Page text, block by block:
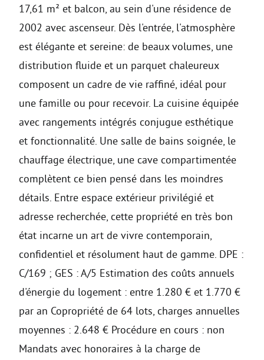
17,61 m² et balcon, au sein d'une résidence de
2002 avec ascenseur. Dès l'entrée, l'atmosphère
est élégante et sereine: de beaux volumes, une
distribution fluide et un parquet chaleureux
composent un cadre de vie raffiné, idéal pour
une famille ou pour recevoir. La cuisine équipée
avec rangements intégrés conjugue esthétique
et fonctionnalité. Une salle de bains soignée, le
chauffage électrique, une cave compartimentée
complètent ce bien pensé dans les moindres
détails. Entre espace extérieur privilégié et
adresse recherchée, cette propriété en très bon
état incarne un art de vivre contemporain,
confidentiel et résolument haut de gamme. DPE :
C/169 ; GES : A/5 Estimation des coûts annuels
d'énergie du logement : entre 1.280 € et 1.770 €
par an Copropriété de 64 lots, charges annuelles
moyennes : 2.648 € Procédure en cours : non
Mandats avec honoraires à la charge de